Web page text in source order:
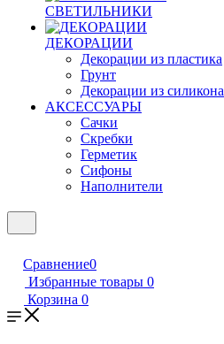
СВЕТИЛЬНИКИ
ДЕКОРАЦИИ
Декорации из пластика
Грунт
Декорации из силикона
АКСЕССУАРЫ
Сачки
Скребки
Герметик
Сифоны
Наполнители
Сравнение0
Избранные товары 0
Корзина 0